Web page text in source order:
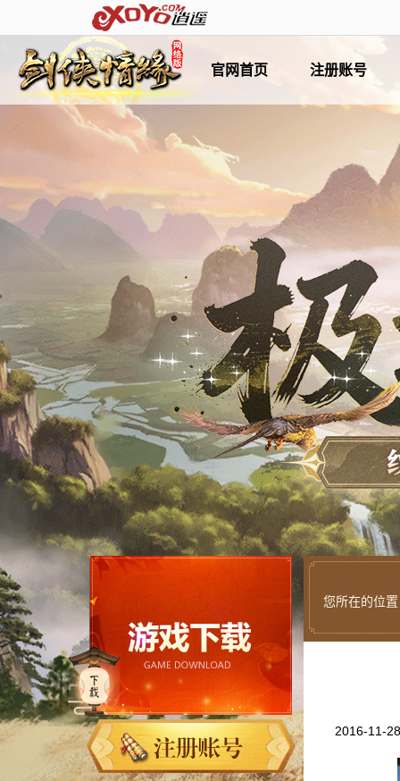
官网首页 注册账号
您所在的位
2016-11-